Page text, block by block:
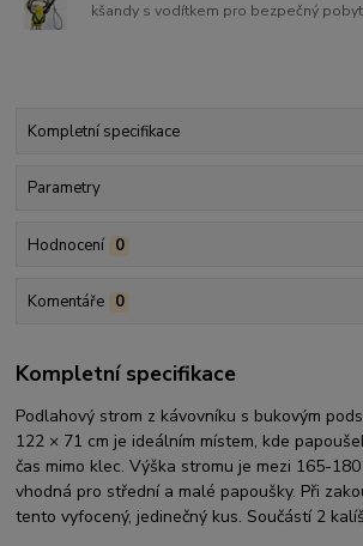
kšandy s vodítkem pro bezpečný
Kompletní specifikace
Parametry
Hodnocení 0
Komentáře 0
Kompletní specifikace
Podlahový strom z kávovníku s bukovým
122 × 71 cm je ideálním místem, kde
čas mimo klec. Výška stromu je mezi 165-
vhodná pro střední a malé papoušky. Při
tento vyfocený, jedinečný kus. Součástí 2